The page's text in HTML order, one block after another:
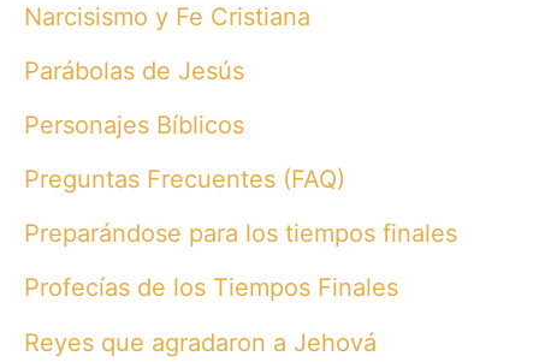
Narcisismo y Fe Cristiana
Parábolas de Jesús
Personajes Bíblicos
Preguntas Frecuentes (FAQ)
Preparándose para los tiempos finales
Profecías de los Tiempos Finales
Reyes que agradaron a Jehová